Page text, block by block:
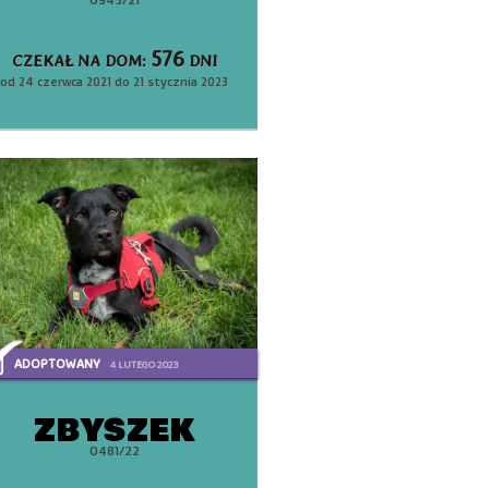
CZEKAŁ NA DOM: 576DNI
od 24 czerwca 2021 do 21 stycznia 2023
ADOPTOWANY 4 LUTEGO 2023
ZBYSZEK
0481/22